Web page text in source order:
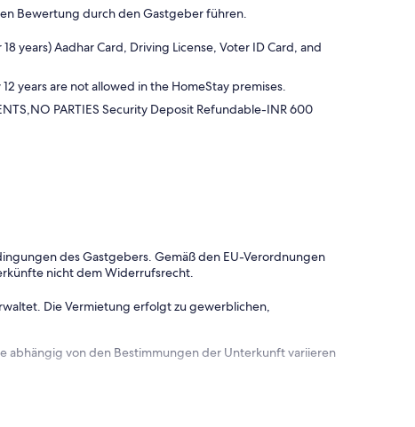
Bewertung durch den Gastgeber führen.
years) Aadhar Card, Driving License, Voter ID Card, and
years are not allowed in the HomeStay premises.
PARTIES Security Deposit Refundable-INR 600
des Gastgebers. Gemäß den EU-Verordnungen
nicht dem Widerrufsrecht.
Die Vermietung erfolgt zu gewerblichen,
abhängig von den Bestimmungen der Unterkunft variieren